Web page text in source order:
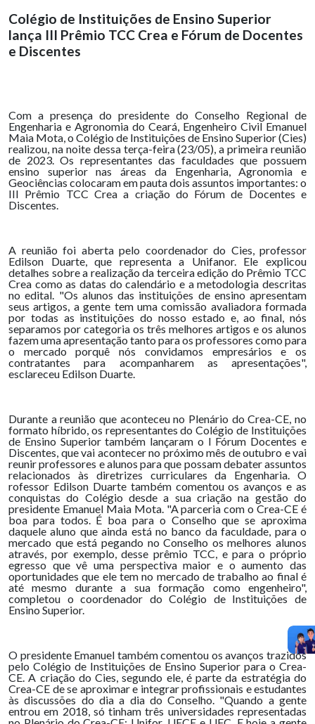
Colégio de Instituições de Ensino Superior
lança III Prêmio TCC Crea e Fórum de Docentes
e Discentes
Com a presença do presidente do Conselho Regional de
Engenharia e Agronomia do Ceará, Engenheiro Civil Emanuel
Maia Mota, o Colégio de Instituições de Ensino Superior (Cies)
realizou, na noite dessa terça-feira (23/05), a primeira reunião
de 2023. Os representantes das faculdades que possuem
ensino superior nas áreas da Engenharia, Agronomia e
Geociências colocaram em pauta dois assuntos importantes: o
III Prêmio TCC Crea a criação do Fórum de Docentes e
Discentes.
A reunião foi aberta pelo coordenador do Cies, professor
Edilson Duarte, que representa a Unifanor. Ele explicou
detalhes sobre a realização da terceira edição do Prêmio TCC
Crea como as datas do calendário e a metodologia descritas
no edital. "Os alunos das instituições de ensino apresentam
seus artigos, a gente tem uma comissão avaliadora formada
por todas as instituições do nosso estado e, ao final, nós
separamos por categoria os três melhores artigos e os alunos
fazem uma apresentação tanto para os professores como para
o mercado porquê nós convidamos empresários e os
contratantes para acompanharem as apresentações",
esclareceu Edilson Duarte.
Durante a reunião que aconteceu no Plenário do Crea-CE, no
formato híbrido, os representantes do Colégio de Instituições
de Ensino Superior também lançaram o I Fórum Docentes e
Discentes, que vai acontecer no próximo mês de outubro e vai
reunir professores e alunos para que possam debater assuntos
relacionados às diretrizes curriculares da Engenharia. O
rofessor Edilson Duarte também comentou os avanços e as
conquistas do Colégio desde a sua criação na gestão do
presidente Emanuel Maia Mota. "A parceria com o Crea-CE é
boa para todos. É boa para o Conselho que se aproxima
daquele aluno que ainda está no banco da faculdade, para o
mercado que está pegando no Conselho os melhores alunos
através, por exemplo, desse prêmio TCC, e para o próprio
egresso que vê uma perspectiva maior e o aumento das
oportunidades que ele tem no mercado de trabalho ao final é
até mesmo durante a sua formação como engenheiro",
completou o coordenador do Colégio de Instituições de
Ensino Superior.
O presidente Emanuel também comentou os avanços trazidos
pelo Colégio de Instituições de Ensino Superior para o Crea-
CE. A criação do Cies, segundo ele, é parte da estratégia do
Crea-CE de se aproximar e integrar profissionais e estudantes
às discussões do dia a dia do Conselho. "Quando a gente
entrou em 2018, só tinham três universidades representadas